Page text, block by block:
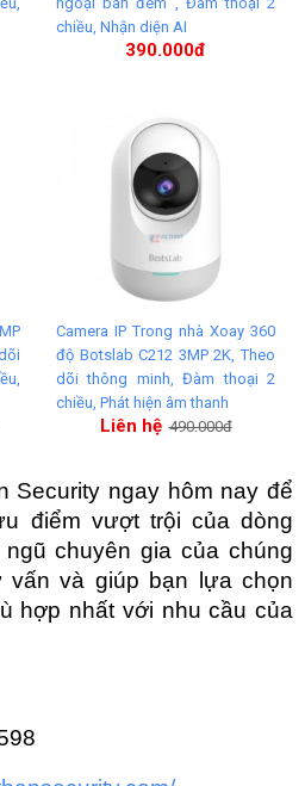
chiều, Nhận diện AI
390.000đ
Camera IP Trong nhà Xoay 360
độ Botslab C212 3MP 2K, Theo
dõi thông minh, Đàm thoại 2
chiều, Phát hiện âm thanh
Liên hệ 490.000đ
Security ngay hôm nay để
điểm vượt trội của dòng
chuyên gia của chúng
vấn và giúp bạn lựa chọn
hợp nhất với nhu cầu của